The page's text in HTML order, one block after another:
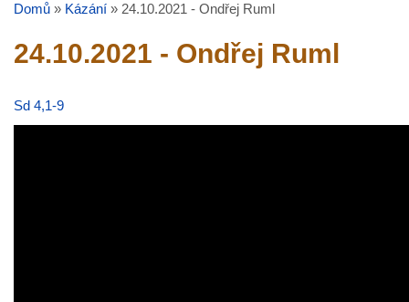
Domů » Kázání » 24.10.2021 - Ondřej Ruml
24.10.2021 - Ondřej Ruml
Sd 4,1-9